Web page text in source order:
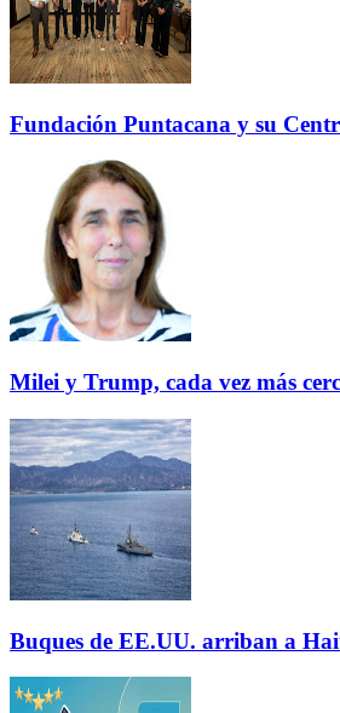
Fundación Puntacana y su
Milei y Trump, cada vez más
Buques de EE.UU. arriban a